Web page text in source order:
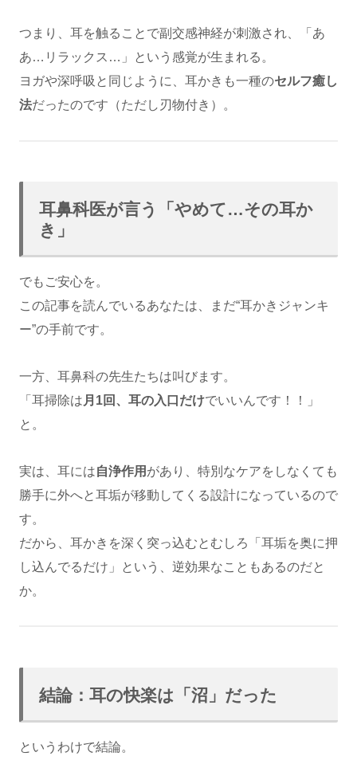
つまり、耳を触ることで副交感神経が刺激され、「あ
あ…リラックス…」という感覚が生まれる。
ヨガや深呼吸と同じように、耳かきも一種のセルフ癒し
法だったのです（ただし刃物付き）。
耳鼻科医が言う「やめて…その耳か
き」
でもご安心を。
この記事を読んでいるあなたは、まだ“耳かきジャンキ
ー”の手前です。
一方、耳鼻科の先生たちは叫びます。
「耳掃除は 月1回、耳の入口だけでいいんです！！」
と。
実は、耳には自浄作用 があり、特別なケアをしなくても
勝手に外へと耳垢が移動してくる設計になっているので
す。
だから、耳かきを深く突っ込むとむしろ「耳垢を奥に押
し込んでるだけ」という、逆効果なこともあるのだと
か。
結論：耳の快楽は「沼」だった
というわけで結論。